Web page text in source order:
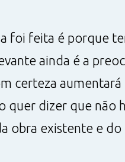
foi feita é porque
ainda é a
certeza aumentará
quer dizer que não
obra existente e do